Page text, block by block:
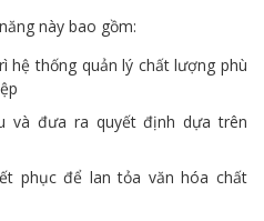
này bao gồm:
hệ thống quản lý chất lượng phù
và đưa ra quyết định dựa trên
phục để lan tỏa văn hóa chất